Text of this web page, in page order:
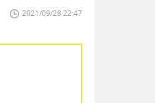
2021/09/28 22:47